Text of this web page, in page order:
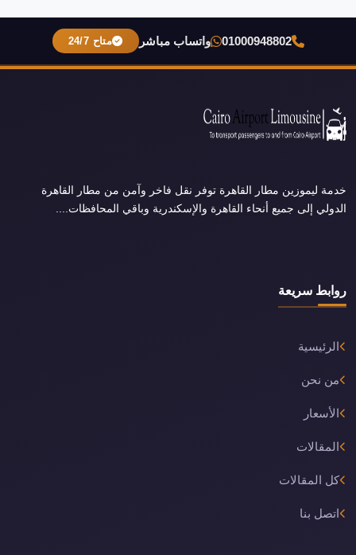
01000948802 واتساب مباشر متاح 24/7
خدمة ليموزين مطار القاهرة توفر نقل فاخر وآمن من مطار القاهرة
الدولي إلى جميع أنحاء القاهرة والإسكندرية وباقي المحافظات....
روابط سريعة
الرئيسية
من نحن
الأسعار
المقالات
كل المقالات
اتصل بنا